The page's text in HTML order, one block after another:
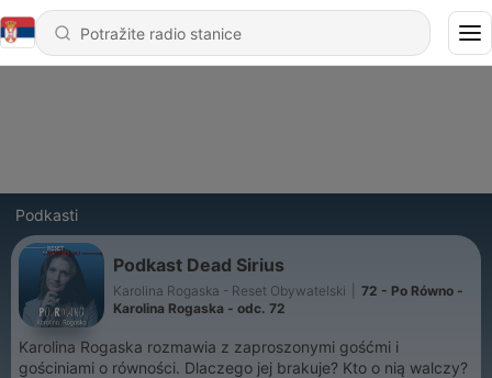
Podkasti
Podkast Dead Sirius
Karolina Rogaska - Reset Obywatelski
72 - Po Równo -
Karolina Rogaska - odc. 72
Karolina Rogaska rozmawia z zaproszonymi gośćmi i
gościniami o równości. Dlaczego jej brakuje? Kto o nią walczy?